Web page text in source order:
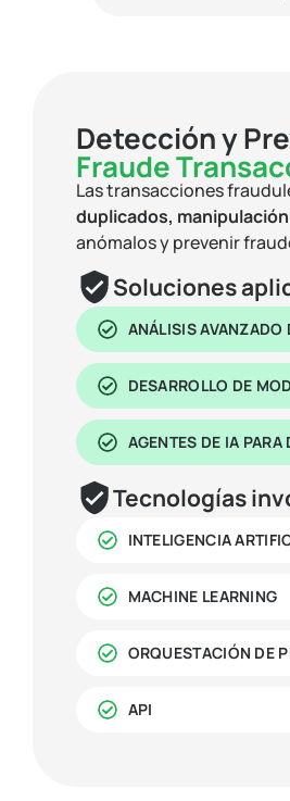
Detección y
Fraude
Las transacciones
duplicados,
anómalos y prevenir
Soluciones
ANÁLISIS AVANZADO
DESARROLLO DE
AGENTES DE IA
Tecnologías
INTELIGENCIA
MACHINE LEARNING
ORQUESTACIÓN DE
API